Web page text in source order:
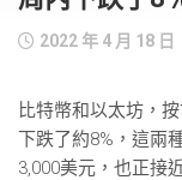
2022 年 4 月 18 日
比特幣和以太坊，
下跌了約8%，這兩
3,000美元，也正接